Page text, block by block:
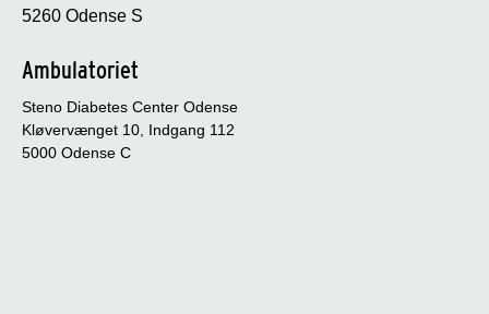
5260 Odense S
Ambulatoriet
Steno Diabetes Center Odense
Kløvervænget 10, Indgang 112
5000 Odense C